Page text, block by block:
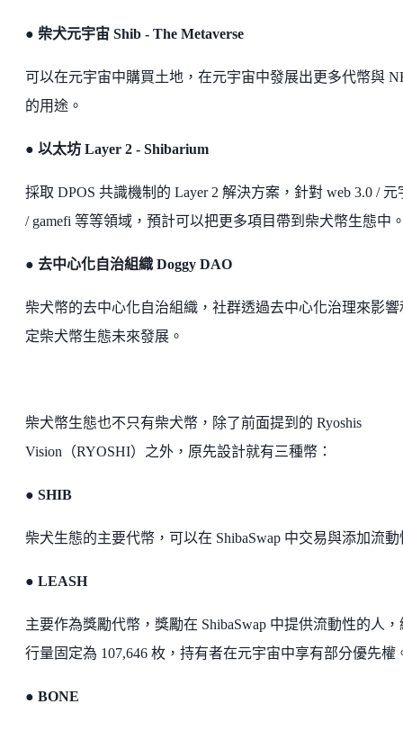
● 柴犬元宇宙 Shib - The Metaverse
可以在元宇宙中購買土地，在元宇宙中發展出更多代幣與
的用途。
● 以太坊 Layer 2 - Shibarium
採取 DPOS 共識機制的 Layer 2 解決方案，針對 web 3.0 / 元
/ gamefi 等等領域，預計可以把更多項目帶到柴犬幣生態中
● 去中心化自治組織 Doggy DAO
柴犬幣的去中心化自治組織，社群透過去中心化治理來影響
定柴犬幣生態未來發展。
柴犬幣生態也不只有柴犬幣，除了前面提到的 Ryoshis
Vision（RYOSHI）之外，原先設計就有三種幣：
● SHIB
柴犬生態的主要代幣，可以在 ShibaSwap 中交易與添加流動
● LEASH
主要作為獎勵代幣，獎勵在 ShibaSwap 中提供流動性的人，
行量固定為 107,646 枚，持有者在元宇宙中享有部分優先權
● BONE